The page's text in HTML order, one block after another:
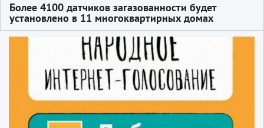
Более 4100 датчиков загазованности будет
установлено в 11 многоквартирных домах
Сергиево-Посадского округа до конца 2023 года